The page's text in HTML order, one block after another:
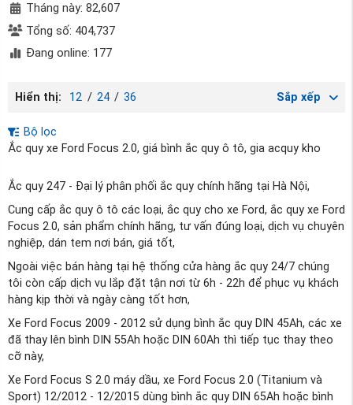
Tháng này: 82,607
Tổng số: 404,737
Đang online: 177
Hiển thị: 12 / 24 / 36 Sắp xếp
Bộ lọc
Ắc quy xe Ford Focus 2.0, giá bình ắc quy ô tô, gia acquy kho
Ắc quy 247 - Đại lý phân phối ắc quy chính hãng tại Hà Nội,
Cung cấp ắc quy ô tô các loại, ắc quy cho xe Ford, ắc quy xe Ford
Focus 2.0, sản phẩm chính hãng, tư vấn đúng loại, dịch vụ chuyên
nghiệp, dán tem nơi bán, giá tốt,
Ngoài việc bán hàng tại hệ thống cửa hàng ắc quy 24/7 chúng
tôi còn cấp dịch vụ lắp đặt tận nơi từ 6h - 22h để phục vụ khách
hàng kịp thời và ngày càng tốt hơn,
Xe Ford Focus 2009 - 2012 sử dụng bình ắc quy DIN 45Ah, các xe
đã thay lên bình DIN 55Ah hoặc DIN 60Ah thì tiếp tục thay theo
cỡ này,
Xe Ford Focus S 2.0 máy dầu, xe Ford Focus 2.0 (Titanium và
Sport) 12/2012 - 12/2015 dùng bình ắc quy DIN 65Ah hoặc bình